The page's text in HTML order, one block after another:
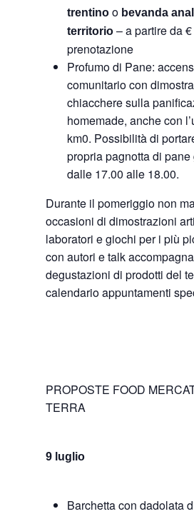
trentino o bevanda
territorio – a partire da
prenotazione
Profumo di Pane:
comunitario con
chiacchere sulla
homemade, anche con
km0. Possibilità di
propria pagnotta di pane
dalle 17.00 alle 18.00.
Durante il pomeriggio non
occasioni di dimostrazioni
laboratori e giochi per i più
con autori e talk
degustazioni di prodotti del
calendario appuntamenti
PROPOSTE FOOD
TERRA
9 luglio
Barchetta con dadolata